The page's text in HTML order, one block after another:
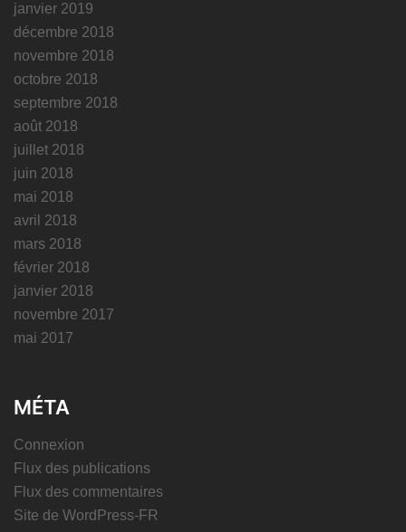
janvier 2019
décembre 2018
novembre 2018
octobre 2018
septembre 2018
août 2018
juillet 2018
juin 2018
mai 2018
avril 2018
mars 2018
février 2018
janvier 2018
novembre 2017
mai 2017
MÉTA
Connexion
Flux des publications
Flux des commentaires
Site de WordPress-FR